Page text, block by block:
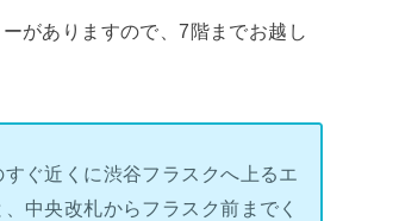
がありますので、7階までお越し
ぐ近くに渋谷フラスクへ上るエ
中央改札からフラスク前までく